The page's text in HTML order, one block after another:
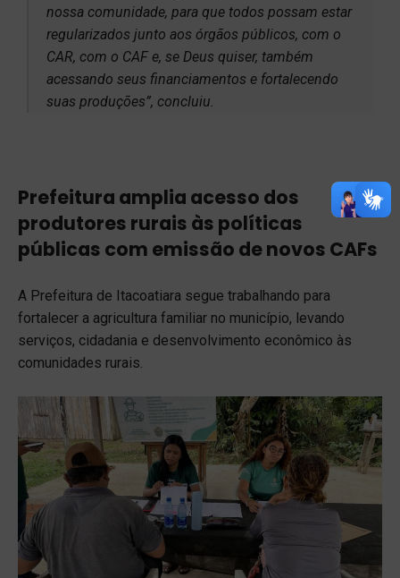
nossa comunidade, para que todos possam estar
regularizados junto aos órgãos públicos, com o
CAR, com o CAF e, se Deus quiser, também
acessando seus financiamentos e fortalecendo
suas produções”, concluiu.
Prefeitura amplia acesso dos
produtores rurais às políticas
públicas com emissão de novos CAFs
A Prefeitura de Itacoatiara segue trabalhando para
fortalecer a agricultura familiar no município, levando
serviços, cidadania e desenvolvimento econômico às
comunidades rurais.